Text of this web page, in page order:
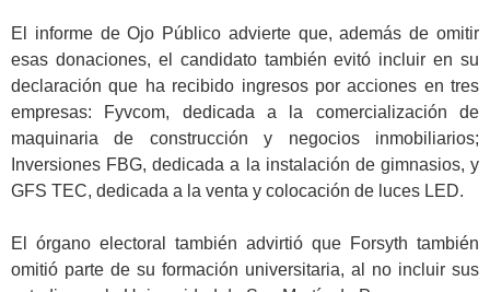
El informe de Ojo Público advierte que, además de omitir
esas donaciones, el candidato también evitó incluir en su
declaración que ha recibido ingresos por acciones en tres
empresas: Fyvcom, dedicada a la comercialización de
maquinaria de construcción y negocios inmobiliarios;
Inversiones FBG, dedicada a la instalación de gimnasios, y
GFS TEC, dedicada a la venta y colocación de luces LED.
El órgano electoral también advirtió que Forsyth también
omitió parte de su formación universitaria, al no incluir sus